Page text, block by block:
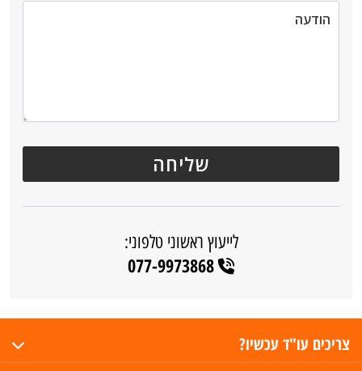
לייעוץ ראשוני טלפוני:
077-9973868
צריכים עו"ד עכשיו?